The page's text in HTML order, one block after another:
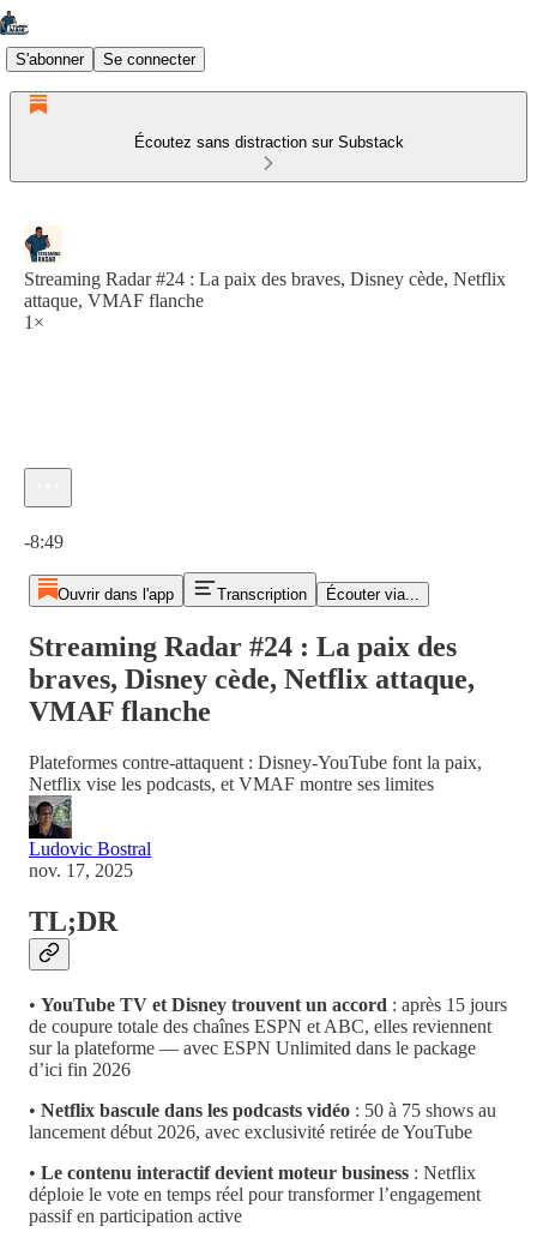
S'abonner Se connecter
Écoutez sans distraction sur Substack
Streaming Radar #24 : La paix des braves, Disney cède, Netflix
attaque, VMAF flanche
1×
-8:49
Ouvrir dans l'app Transcription Écouter via...
Streaming Radar #24 : La paix des
braves, Disney cède, Netflix attaque,
VMAF flanche
Plateformes contre-attaquent : Disney-YouTube font la paix,
Netflix vise les podcasts, et VMAF montre ses limites
Ludovic Bostral
nov. 17, 2025
TL;DR
• YouTube TV et Disney trouvent un accord : après 15 jours
de coupure totale des chaînes ESPN et ABC, elles reviennent
sur la plateforme — avec ESPN Unlimited dans le package
d’ici fin 2026
• Netflix bascule dans les podcasts vidéo : 50 à 75 shows au
lancement début 2026, avec exclusivité retirée de YouTube
• Le contenu interactif devient moteur business : Netflix
déploie le vote en temps réel pour transformer l’engagement
passif en participation active